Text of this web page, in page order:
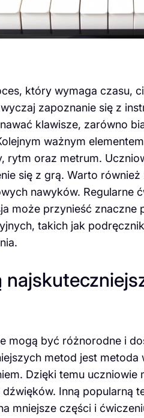
który wymaga czasu,
zapoznanie się z
klawisze, zarówno
ważnym
rytm oraz metrum.
się z grą. Warto
nawyków. Regularne
może przynieść
takich jak
mogą być różnorodne i
metod jest
Dzięki temu
Inną popularną
mniejsze części i